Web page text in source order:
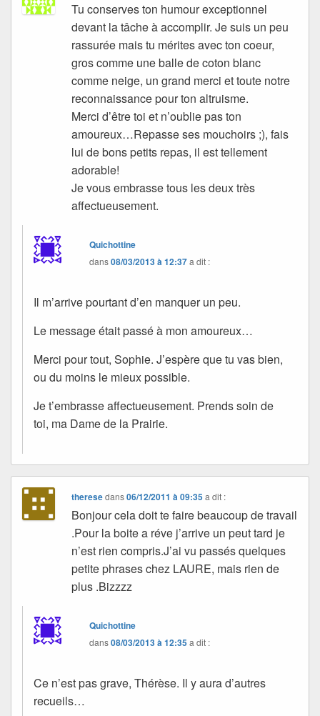
Tu conserves ton humour exceptionnel
devant la tâche à accomplir. Je suis un peu
rassurée mais tu mérites avec ton coeur,
gros comme une balle de coton blanc
comme neige, un grand merci et toute notre
reconnaissance pour ton altruisme.
Merci d’être toi et n’oublie pas ton
amoureux…Repasse ses mouchoirs ;), fais
lui de bons petits repas, il est tellement
adorable!
Je vous embrasse tous les deux très
affectueusement.
Quichottine
dans08/03/2013 à 12:37a dit :
Il m’arrive pourtant d’en manquer un peu.
Le message était passé à mon amoureux…
Merci pour tout, Sophie. J’espère que tu vas bien,
ou du moins le mieux possible.
Je t’embrasse affectueusement. Prends soin de
toi, ma Dame de la Prairie.
theresedans06/12/2011 à 09:35 a dit :
Bonjour cela doit te faire beaucoup de travail
.Pour la boite a réve j’arrive un peut tard je
n’est rien compris.J’ai vu passés quelques
petite phrases chez LAURE, mais rien de
plus .Bizzzz
Quichottine
dans08/03/2013 à 12:35a dit :
Ce n’est pas grave, Thérèse. Il y aura d’autres
recueils…